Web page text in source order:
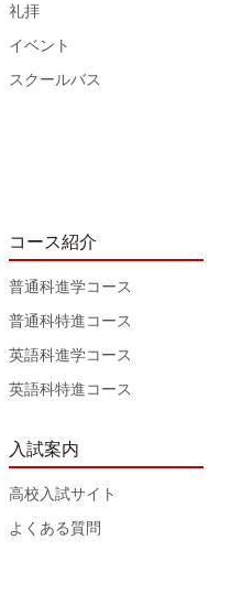
礼拝
イベント
スクールバス
コース紹介
普通科進学コース
普通科特進コース
英語科進学コース
英語科特進コース
入試案内
高校入試サイト
よくある質問